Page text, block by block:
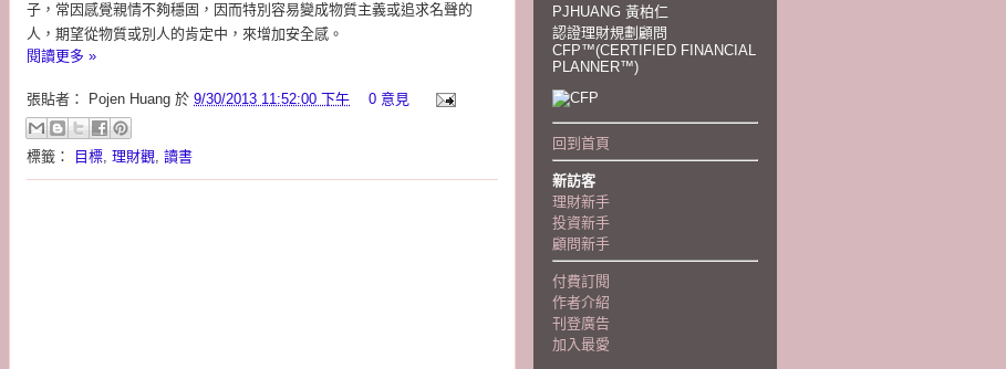
子，常因感覺親情不夠穩固，因而特別容易變成物質主義或追求名聲的
人，期望從物質或別人的肯定中，來增加安全感。
閱讀更多 »
張貼者： Pojen Huang 於 9/30/2013 11:52:00 下午 0 意見
標籤： 目標, 理財觀, 讀書
PJHUANG 黃柏仁
認證理財規劃顧問
CFP™(CERTIFIED FINANCIAL
PLANNER™)
回到首頁
新訪客
理財新手
投資新手
顧問新手
付費訂閱
作者介紹
刊登廣告
加入最愛